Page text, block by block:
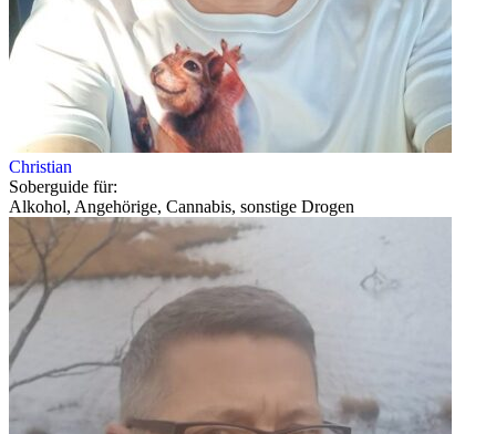
Christian
Soberguide für:
Alkohol, Angehörige, Cannabis, sonstige Drogen